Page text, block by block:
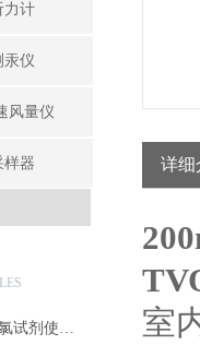
力计
汞仪
风量仪
样器
意大利哈纳HI93701-T总氯试剂使用说明及详细参数
详细
室